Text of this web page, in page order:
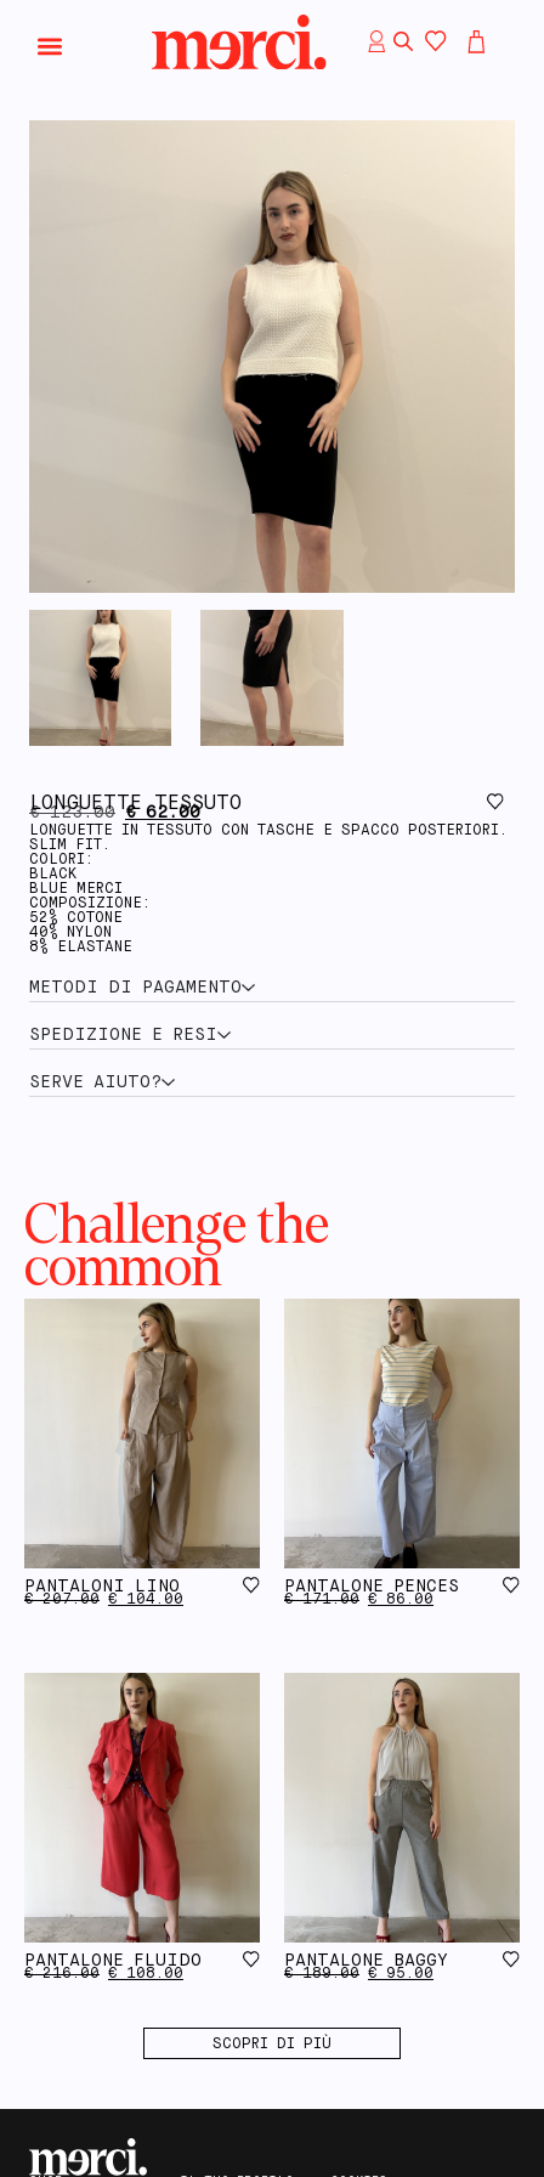
LONGUETTE TESSUTO
€123.00 €62.00
LONGUETTE IN TESSUTO CON TASCHE E SPACCO POSTERIORI.
SLIM FIT.
COLORI:
BLACK
BLUE MERCI
COMPOSIZIONE:
52% COTONE
40% NYLON
8% ELASTANE
METODI DI PAGAMENTO
SPEDIZIONE E RESI
SERVE AIUTO?
Challenge the
common
PANTALONI LINO
€207.00 € 104.00
PANTALONE PENCES
€171.00 € 86.00
PANTALONE FLUIDO
€216.00 € 108.00
PANTALONE BAGGY
€189.00 € 95.00
SCOPRI DI PIÙ